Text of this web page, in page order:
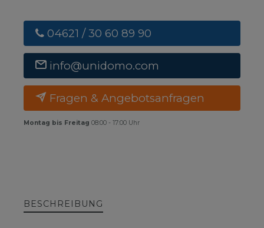
04621 / 30 60 89 90
info@unidomo.com
Fragen & Angebotsanfragen
Montag bis Freitag 08:00 - 17:00 Uhr
BESCHREIBUNG